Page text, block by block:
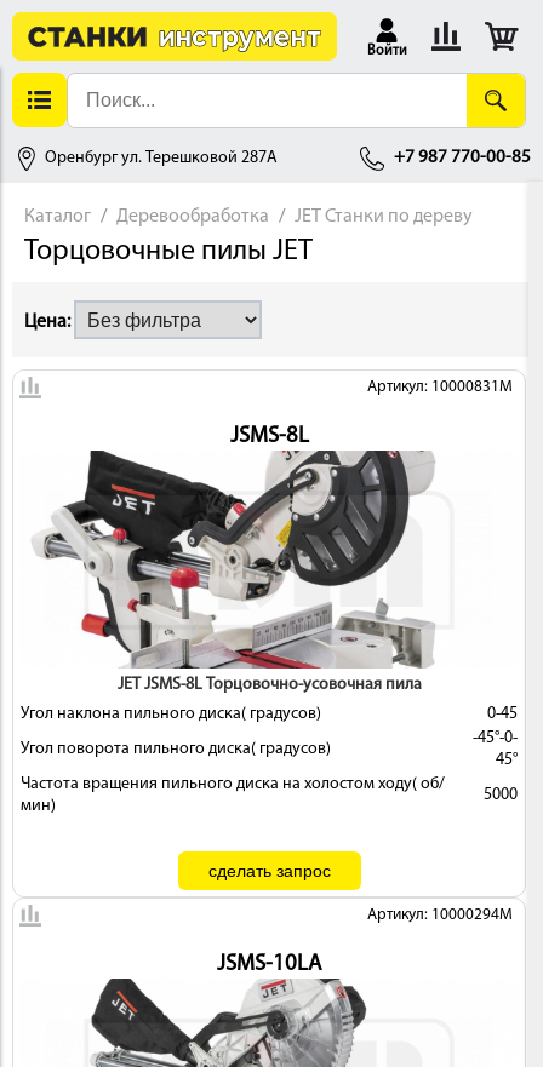
Войти
Оренбург ул. Терешковой 287А +7 987 770-00-85
ДЕРЕВООБРАБОТКА
ИНСТРУМЕНТ
Каталог Деревообработка JET Станки по дереву
Торцовочные пилы JET
Цена:
Артикул: 10000831M
JSMS-8L
JET JSMS-8L Торцовочно-усовочная пила
Угол наклона пильного диска( градусов)
0-45
Угол поворота пильного диска( градусов)
-45°-0-
45°
Частота вращения пильного диска на холостом ходу( об/
мин)
5000
Артикул: 10000294M
JSMS-10LA